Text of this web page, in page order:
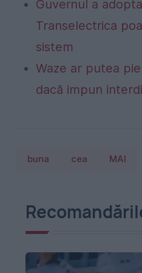
Guvernul a
Transelectrica
sistem
Waze ar putea
dacă impun
buna cea MAI